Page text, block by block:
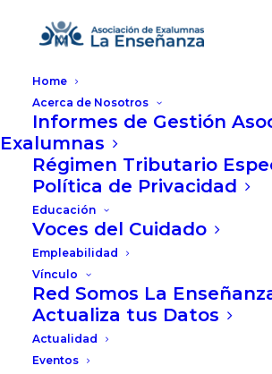
Home
Acerca de Nosotros
Informes de Gestión
Exalumnas
Régimen Tributario
Política de Privacidad
Educación
Voces del Cuidado
Empleabilidad
Vínculo
Red Somos La
Actualiza tus Datos
Actualidad
Eventos
Nothing Found
It seems we can’t find what
looking for. Perhaps
help.